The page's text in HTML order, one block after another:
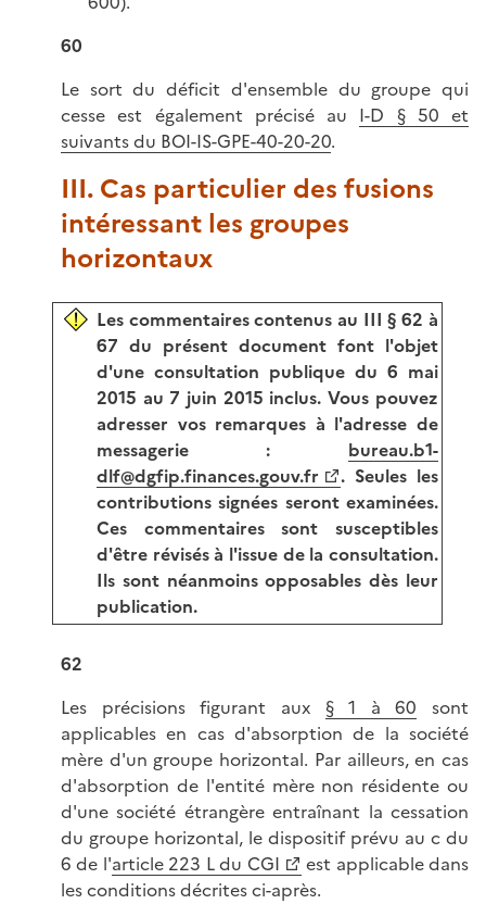
60
Le sort du déficit d'ensemble du groupe qui
cesse est également précisé au I-D § 50 et
suivants du BOI-IS-GPE-40-20-20.
III. Cas particulier des fusions
intéressant les groupes
horizontaux
Les commentaires contenus au III § 62 à
67 du présent document font l'objet
d'une consultation publique du 6 mai
2015 au 7 juin 2015 inclus. Vous pouvez
adresser vos remarques à l'adresse de
messagerie : bureau.b1-
dlf@dgfip.finances.gouv.fr
. Seules les
contributions signées seront examinées.
Ces commentaires sont susceptibles
d'être révisés à l'issue de la consultation.
Ils sont néanmoins opposables dès leur
publication.
62
Les précisions figurant aux § 1 à 60 sont
applicables en cas d'absorption de la société
mère d'un groupe horizontal. Par ailleurs, en cas
d'absorption de l'entité mère non résidente ou
d'une société étrangère entraînant la cessation
du groupe horizontal, le dispositif prévu au c du
6 de l'article 223 L du CGI
est applicable dans
les conditions décrites ci-après.